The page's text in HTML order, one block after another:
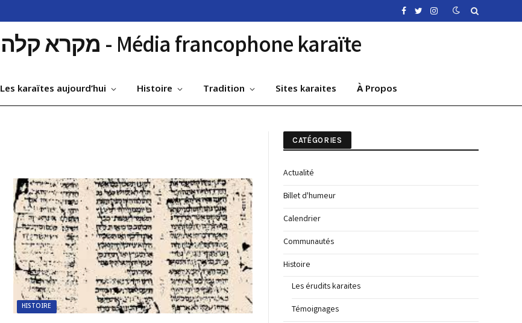
Facebook
TwitterInstagram
Miqra-Kalah - מקרא קלה - Média francophone karaïte
Les karaïtes aujourd’hui Histoire Tradition Sites karaites À Propos
HISTOIRE
CATÉGORIES
Actualité
Billet d'humeur
Calendrier
Communautés
Histoire
Les érudits karaites
Témoignages